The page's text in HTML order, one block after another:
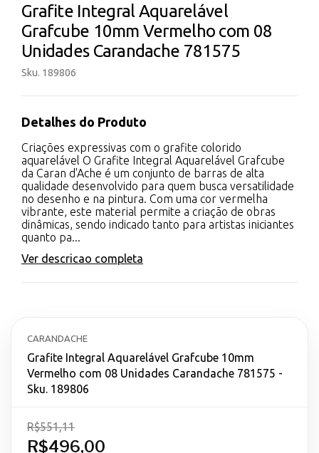
Grafite Integral Aquarelável
Grafcube 10mm Vermelho com 08
Unidades Carandache 781575
Sku. 189806
Detalhes do Produto
Criações expressivas com o grafite colorido
aquarelável O Grafite Integral Aquarelável Grafcube
da Caran d'Ache é um conjunto de barras de alta
qualidade desenvolvido para quem busca versatilidade
no desenho e na pintura. Com uma cor vermelha
vibrante, este material permite a criação de obras
dinâmicas, sendo indicado tanto para artistas iniciantes
quanto pa...
Ver descricao completa
CARANDACHE
Grafite Integral Aquarelável Grafcube 10mm
Vermelho com 08 Unidades Carandache 781575 -
Sku. 189806
R$496,00
R$551,11